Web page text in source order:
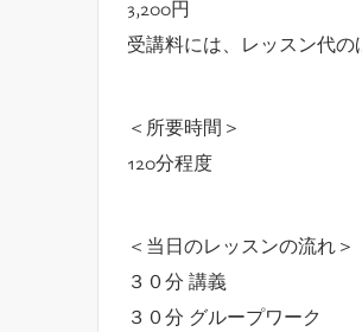
3,200円
受講料には、レッスン代の
＜所要時間＞
120分程度
＜当日のレッスンの流れ＞
３０分 講義
３０分 グループワーク